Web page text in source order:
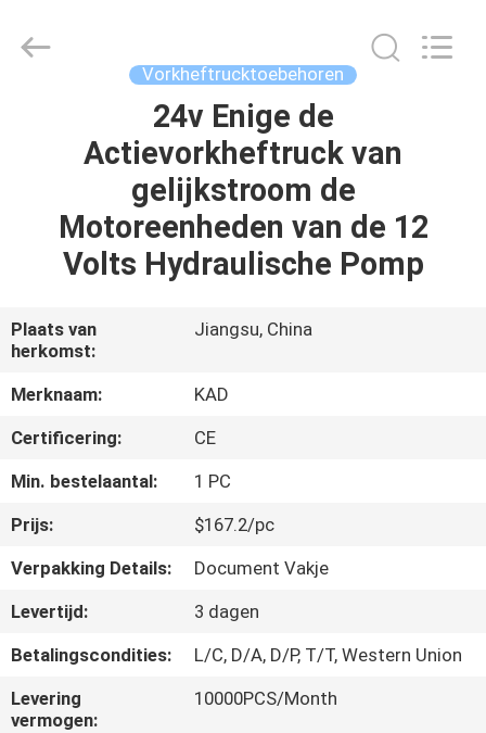
PRODUCTEN
VIDEOS
ONGEVEER
ONS
FABRIEKSREIS
KWALITEITSCONTROLE
CONTACTEER
ONS
NIEUWS
Co.,Ltd.
Vorkheftrucktoebehoren
24v Enige de
Actievorkheftruck van
gelijkstroom de
Motoreenheden van de 12
Volts Hydraulische Pomp
Plaats van
herkomst:
Jiangsu, China
Merknaam:
KAD
Certificering:
CE
Min. bestelaantal:
1 PC
Prijs:
$167.2/pc
Verpakking Details:
Document Vakje
Levertijd:
3 dagen
Betalingscondities:
L/C, D/A, D/P, T/T, Western Union
Levering
vermogen:
10000PCS/Month